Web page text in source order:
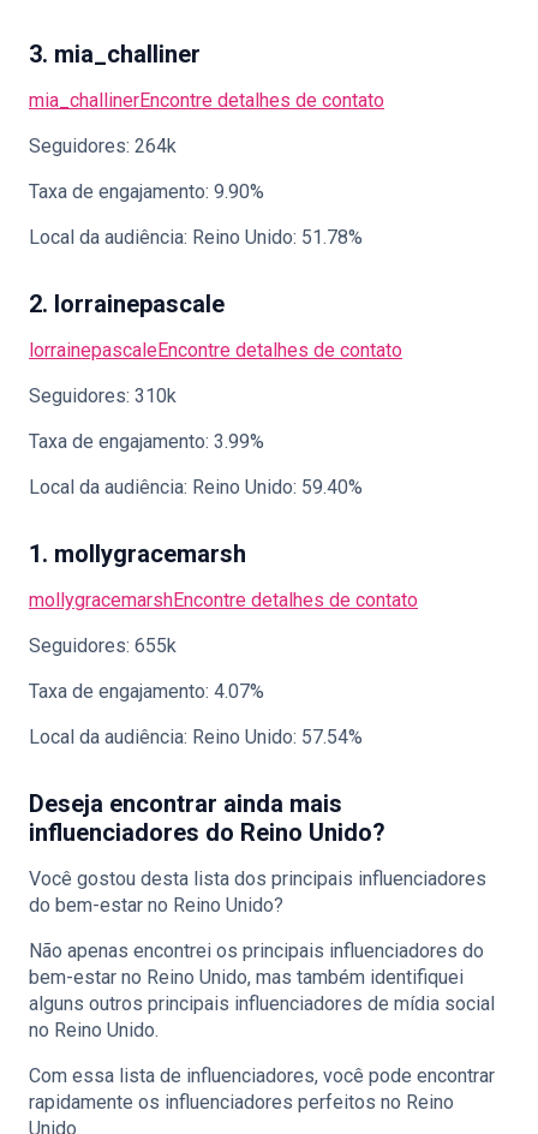
3. mia_challiner
mia_challinerEncontre detalhes de contato
Seguidores: 264k
Taxa de engajamento: 9.90%
Local da audiência: Reino Unido: 51.78%
2. lorrainepascale
lorrainepascaleEncontre detalhes de contato
Seguidores: 310k
Taxa de engajamento: 3.99%
Local da audiência: Reino Unido: 59.40%
1. mollygracemarsh
mollygracemarshEncontre detalhes de contato
Seguidores: 655k
Taxa de engajamento: 4.07%
Local da audiência: Reino Unido: 57.54%
Deseja encontrar ainda mais
influenciadores do Reino Unido?
Você gostou desta lista dos principais influenciadores
do bem-estar no Reino Unido?
Não apenas encontrei os principais influenciadores do
bem-estar no Reino Unido, mas também identifiquei
alguns outros principais influenciadores de mídia social
no Reino Unido.
Com essa lista de influenciadores, você pode encontrar
rapidamente os influenciadores perfeitos no Reino
Unido.